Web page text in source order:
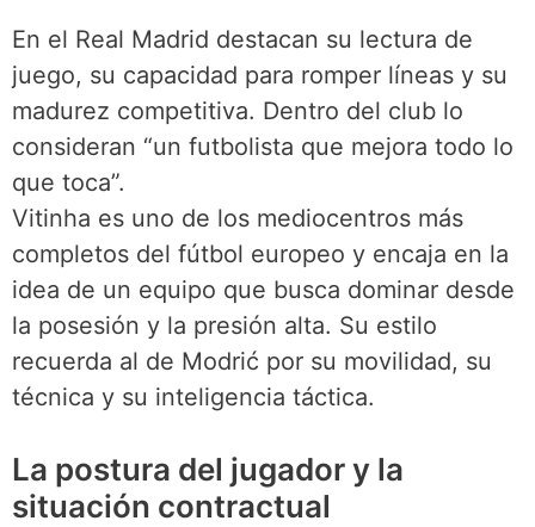
En el Real Madrid destacan su lectura de
juego, su capacidad para romper líneas y su
madurez competitiva. Dentro del club lo
consideran “un futbolista que mejora todo lo
que toca”.
Vitinha es uno de los mediocentros más
completos del fútbol europeo y encaja en la
idea de un equipo que busca dominar desde
la posesión y la presión alta. Su estilo
recuerda al de Modrić por su movilidad, su
técnica y su inteligencia táctica.
La postura del jugador y la
situación contractual